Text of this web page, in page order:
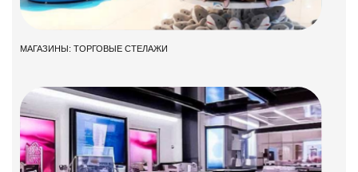
МАГАЗИНЫ: ТОРГОВЫЕ СТЕЛАЖИ